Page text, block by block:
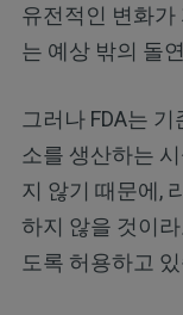
유전적인 변화가
는 예상 밖의 돌
그러나 FDA는
소를 생산하는
지 않기 때문에,
하지 않을 것이
도록 허용하고